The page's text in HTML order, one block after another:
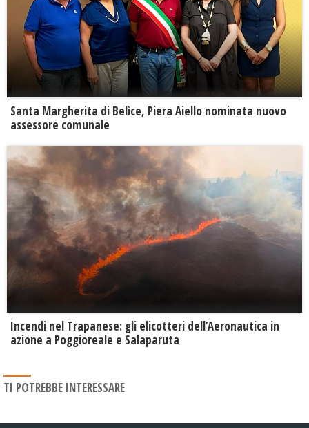
Santa Margherita di Belìce, Piera Aiello nominata nuovo
assessore comunale
Incendi nel Trapanese: gli elicotteri dell’Aeronautica in
azione a Poggioreale e Salaparuta
TI POTREBBE INTERESSARE